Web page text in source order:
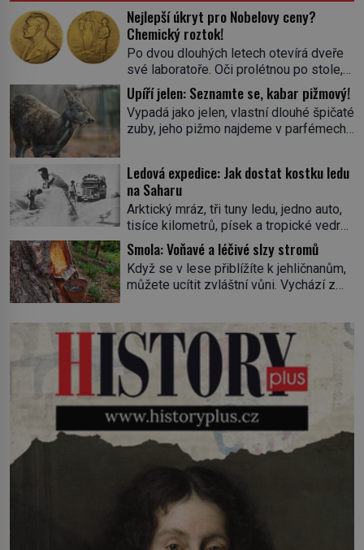
Nejlepší úkryt pro Nobelovy ceny?
Chemický roztok!
Po dvou dlouhých letech otevírá dveře
své laboratoře. Oči prolétnou po stole,
aby pak ulpěly na regálu, kde se nachází
všemožné látky. Hledá žluto-oranžovou
tekutinu, jakmile ji zahlédne, nesmírně
se mu uleví. Teď může svůj plán
skrývá směs s názvem lučavka
královská. Svůj přídomek nemá pro nic
za nic, […]
Upíří jelen: Seznamte se, kabar pižmový!
Vypadá jako jelen, vlastní dlouhé špičaté
zuby, jeho pižmo najdeme v parfémech
jediného zástupce zvířecí říše – kabara
pižmového. V Evropě ho jako první
popíše švédský botanik Carl Linné
(1707–1778), jenže v Asii o něm ví už
celá staletí. Zvíře připomíná jelena,
v kohoutku dosahuje […]
Ledová expedice: Jak dostat kostku ledu
na Saharu
Arktický mráz, tři tuny ledu, jedno auto,
tisíce kilometrů, písek a tropické vedro.
To je ve zkratce zdánlivě nesplnitelná
výzva, která se promění v úžasné
dobrodružství a důkaz, že nic není
nemožné. Vše začíná na podzim 1958
neobvyklou výzvou. Tomu, kdo dokáže
dopravit ze severního polárního kruhu
na […]
Smola: Voňavé a léčivé slzy stromů
Když se v lese přiblížíte k jehličnanům,
můžete ucítit zvláštní vůni. Vychází z
právě v ní je síla stromu. Smola také
patří k nejstarším surovinám, s nimiž
lidstvo pracovalo. Chrání strom před
infekcí, hmyzem a vysycháním. Dá se
říct, že je to přírodní […]